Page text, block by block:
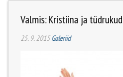
Valmis: Kristiina ja tüdrukud
25. 9. 2015Galeriid